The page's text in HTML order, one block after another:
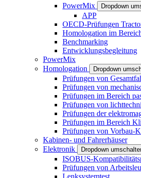
PowerMix Dropdown
APP
OECD-Prüfungen
Homologation im
Benchmarking
Entwicklungsbegleitung
PowerMix
Homologation
Dropdown
Prüfungen von
Prüfungen von
Prüfungen im Bereich
Prüfungen von
Prüfungen der
Prüfungen im Bereich
Prüfungen von Vorbau-
Kabinen- und Fahrerhäuser
Elektronik
Dropdown
ISOBUS-
Prüfungen von
Lenksystemtest